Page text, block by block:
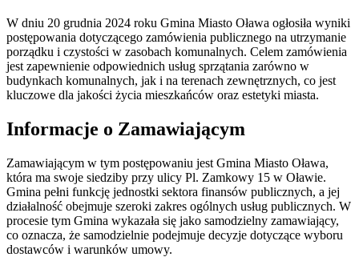
W dniu 20 grudnia 2024 roku Gmina Miasto Oława ogłosiła wyniki
postępowania dotyczącego zamówienia publicznego na utrzymanie
porządku i czystości w zasobach komunalnych. Celem zamówienia
jest zapewnienie odpowiednich usług sprzątania zarówno w
budynkach komunalnych, jak i na terenach zewnętrznych, co jest
kluczowe dla jakości życia mieszkańców oraz estetyki miasta.
Informacje o Zamawiającym
Zamawiającym w tym postępowaniu jest Gmina Miasto Oława,
która ma swoje siedziby przy ulicy Pl. Zamkowy 15 w Oławie.
Gmina pełni funkcję jednostki sektora finansów publicznych, a jej
działalność obejmuje szeroki zakres ogólnych usług publicznych. W
procesie tym Gmina wykazała się jako samodzielny zamawiający,
co oznacza, że samodzielnie podejmuje decyzje dotyczące wyboru
dostawców i warunków umowy.